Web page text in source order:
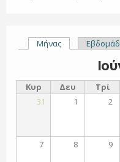
Μήνας(ενεργή
Κυρ Δευ Τρί
31
1 2
7 8 9